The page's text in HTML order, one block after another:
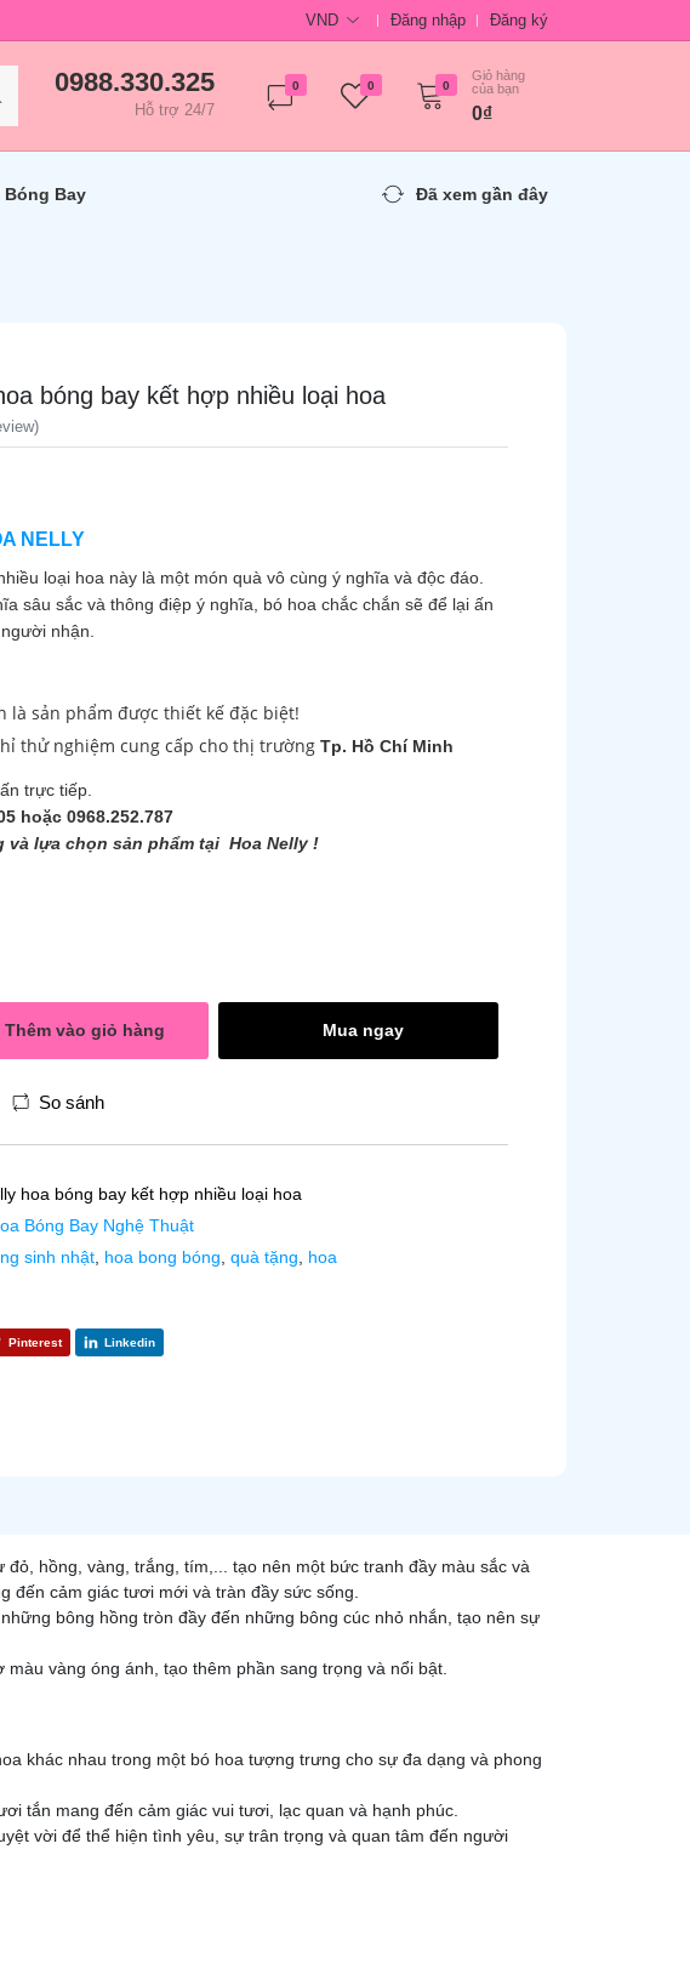
VND Đăng nhập Đăng ký
0988.330.325
Hỗ trợ 24/7
0 0 0
Giỏ hàng
của bạn
0₫
Bóng Bay Đã xem gần đây
bóng bay kết hợp nhiều loại hoa
)
NELLY
loại hoa này là một món quà vô cùng ý nghĩa và độc đáo.
sâu sắc và thông điệp ý nghĩa, bó hoa chắc chắn sẽ để lại ấn
nhận.
là sản phẩm được thiết kế đặc biệt!
thử nghiệm cung cấp cho thị trường Tp. Hồ Chí Minh
trực tiếp.
hoặc 0968.252.787
và lựa chọn sản phẩm tại Hoa Nelly !
Thêm vào giỏ hàng Mua ngay
So sánh
hoa bóng bay kết hợp nhiều loại hoa
Bóng Bay Nghệ Thuật
sinh nhật hoa bong bóng quà tặng hoa
Pinterest Linkedin
hồng, vàng, trắng, tím,... tạo nên một bức tranh đầy màu sắc và
đến cảm giác tươi mới và tràn đầy sức sống.
bông hồng tròn đầy đến những bông cúc nhỏ nhắn, tạo nên sự
vàng óng ánh, tạo thêm phần sang trọng và nổi bật.
khác nhau trong một bó hoa tượng trưng cho sự đa dạng và phong
tắn mang đến cảm giác vui tươi, lạc quan và hạnh phúc.
vời để thể hiện tình yêu, sự trân trọng và quan tâm đến người